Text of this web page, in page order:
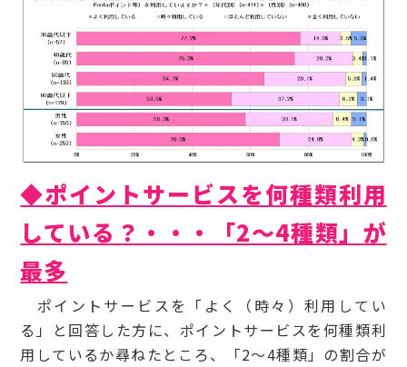
◆ポイントサービスを何種類利用
している？・・・「2～4種類」が
最多
ポイントサービスを「よく（時々）利用してい
る」と回答した方に、ポイントサービスを何種類利
用しているか尋ねたところ、「2～4種類」の割合が